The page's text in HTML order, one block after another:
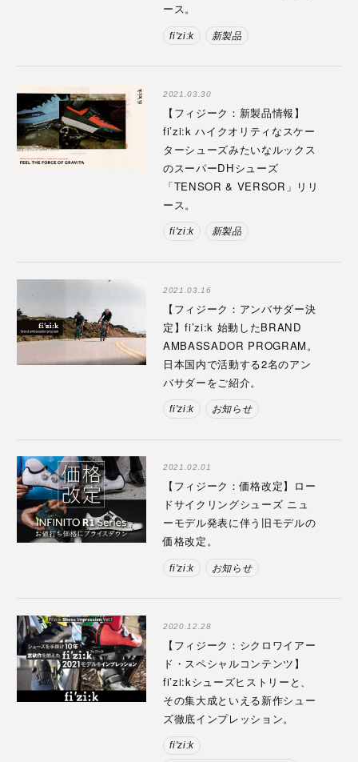
ース。
fi'zi:k 新製品
2021.03.30
【フィジーク：新製品情報】
fi’zi:k ハイクオリティなスケー
ターシューズみたいなルックス
のスーパーDHシューズ
「TENSOR & VERSOR」リリ
ース。
fi'zi:k 新製品
2021.03.16
【フィジーク：アンバサダー決
定】fi’zi:k 始動したBRAND
AMBASSADOR PROGRAM。
日本国内で活動する2名のアン
バサダーをご紹介。
fi'zi:k お知らせ
2021.02.01
【フィジーク：価格改定】ロー
ドサイクリングシューズ ニュ
ーモデル発表に伴う旧モデルの
価格改定。
fi'zi:k お知らせ
2020.12.28
【フィジーク：シクロワイアー
ド・スペシャルコンテンツ】
fi’zi:kシューズヒストリーと、
その集大成といえる新作シュー
ズ徹底インプレッション。
fi'zi:k